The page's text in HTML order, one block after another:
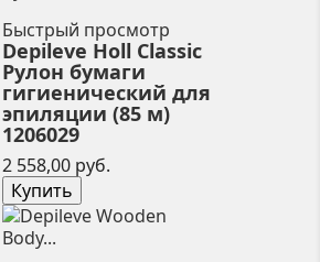
Быстрый просмотр
Depileve Holl Classic
Рулон бумаги
гигиенический для
эпиляции (85 м)
1206029
2 558,00 руб.Цена
Купить